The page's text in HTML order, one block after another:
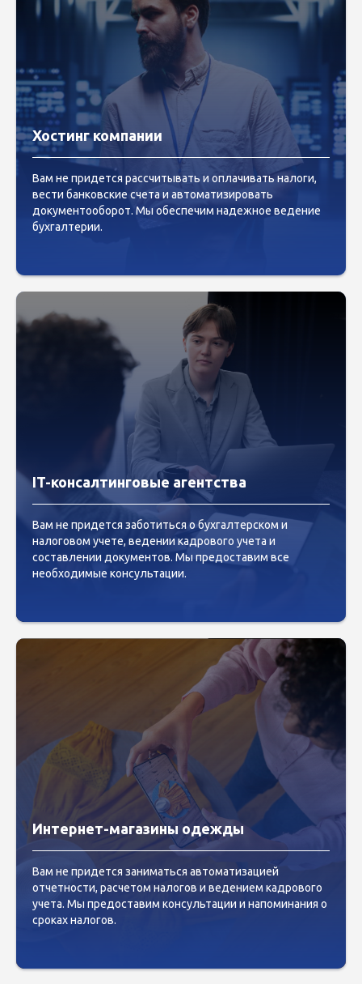
Хостинг компании
Вам не придется рассчитывать и оплачивать налоги,
вести банковские счета и автоматизировать
документооборот. Мы обеспечим надежное ведение
бухгалтерии.
IT-консалтинговые агентства
Вам не придется заботиться о бухгалтерском и
налоговом учете, ведении кадрового учета и
составлении документов. Мы предоставим все
необходимые консультации.
Интернет-магазины одежды
Вам не придется заниматься автоматизацией
отчетности, расчетом налогов и ведением кадрового
учета. Мы предоставим консультации и напоминания о
сроках налогов.